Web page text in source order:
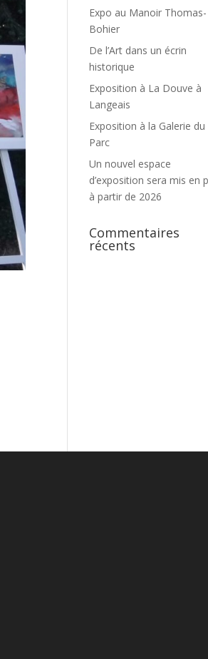
Expo au Manoir Thomas-
Bohier
De l’Art dans un écrin
historique
Exposition à La Douve à
Langeais
Exposition à la Galerie du
Parc
Un nouvel espace
d’exposition sera mis en
à partir de 2026
Commentaires
récents